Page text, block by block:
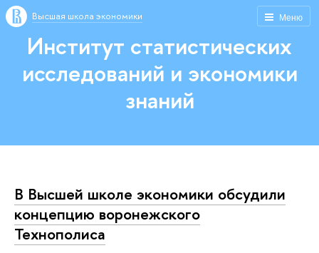
Меню
Высшая школа экономики
Институт статистических
исследований и экономики
знаний
В Высшей школе экономики обсудили
концепцию воронежского
Технополиса